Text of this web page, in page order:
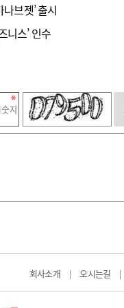
브젯’ 출시
니스’ 인수
회사소개 | 오시는길 |